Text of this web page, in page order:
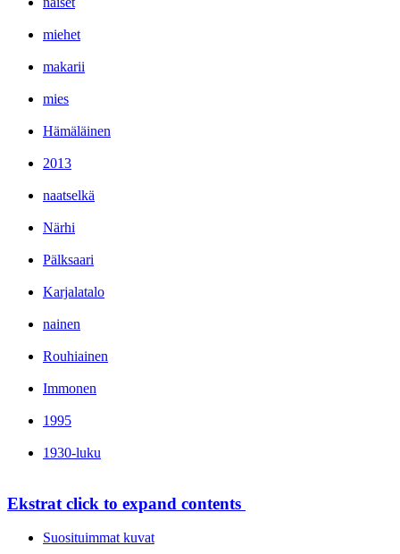
miehet
makarii
mies
Hämäläinen
2013
naatselkä
Närhi
Pälksaari
Karjalatalo
nainen
Rouhiainen
Immonen
1995
1930-luku
Ekstrat click to expand contents
Suosituimmat kuvat